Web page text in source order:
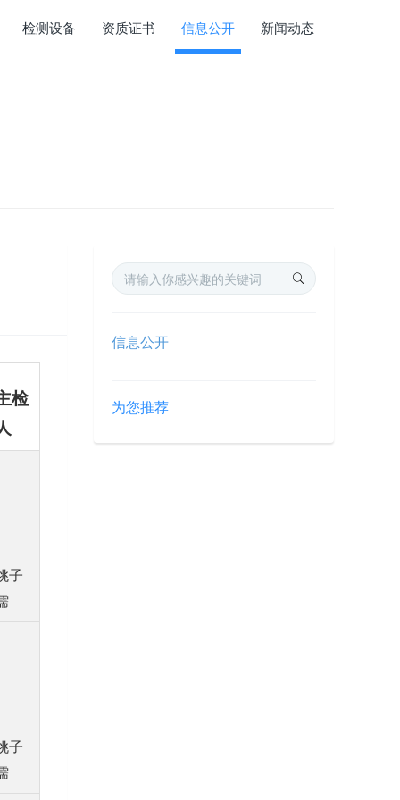
检测设备 资质证书 信息公开 新闻动态
检
子
子
信息公开
为您推荐